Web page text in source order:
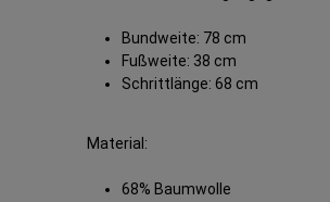
Bundweite: 78 cm
Fußweite: 38 cm
Schrittlänge: 68 cm
Material:
68% Baumwolle